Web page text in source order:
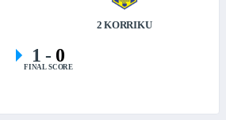
2 KORRIKU
1- 0
FINAL SCORE